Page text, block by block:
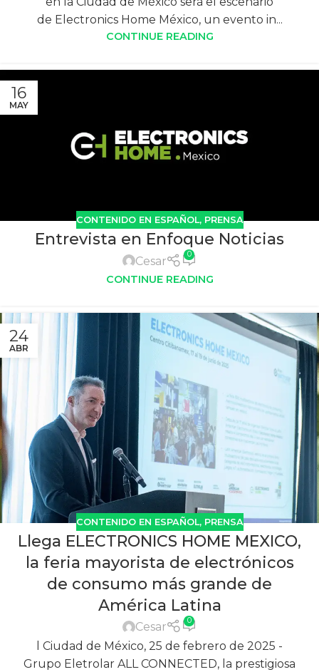
de Electronics Home México, un evento in...
CONTINUE READING
16
MAY
CONTENIDO EN ESPAÑOL, PRENSA
Entrevista en Enfoque Noticias
Cesar 0
CONTINUE READING
24
ABR
CONTENIDO EN ESPAÑOL, PRENSA
Llega ELECTRONICS HOME MEXICO,
la feria mayorista de electrónicos
de consumo más grande de
América Latina
Cesar 0
l Ciudad de México, 25 de febrero de 2025 -
Grupo Eletrolar ALL CONNECTED, la prestigiosa